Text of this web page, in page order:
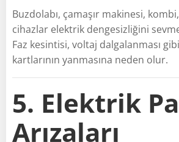
Buzdolabı, çamaşır makinesi,
cihazlar elektrik dengesizliğini
Faz kesintisi, voltaj dalgalanması
kartlarının yanmasına neden olur.
5. Elektrik
Arızaları